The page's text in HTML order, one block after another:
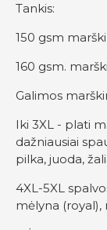
Tankis:
150 gsm
160 gsm.
Galimos
Iki 3XL - plati
dažniausiai
pilka, juoda,
4XL-5XL
mėlyna (royal),